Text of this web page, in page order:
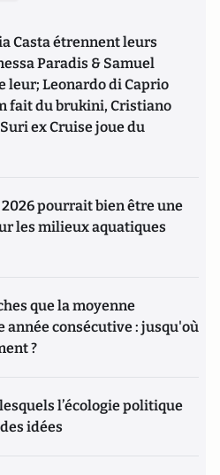
Casta étrennent leurs
Paradis & Samuel
leur; Leonardo di Caprio
fait du brukini, Cristiano
ex Cruise joue du
2026 pourrait bien être une
les milieux aquatiques
que la moyenne
année consécutive : jusqu'où
?
l’écologie politique
idées